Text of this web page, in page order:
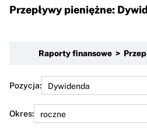
Przepływy pieniężne:
Raporty finansowe >
Pozycja:
Okres: